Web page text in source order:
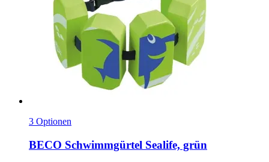
3 Optionen
BECO Schwimmgürtel Sealife, grün